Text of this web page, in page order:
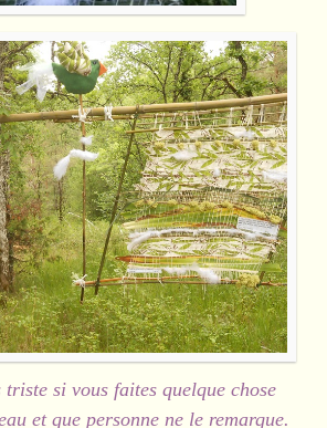
triste si vous faites quelque chose
et que personne ne le remarque.